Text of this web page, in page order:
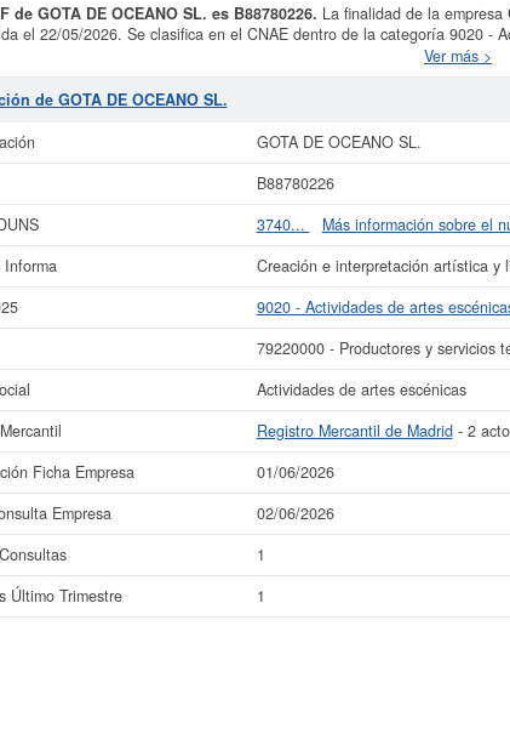
de GOTA DE OCEANO SL. es B88780226. La finalidad de la empresa
el 22/05/2026. Se clasifica en el CNAE dentro de la categoría 9020 -
dentro del Sistema Internacional de Clasificación en la actividad
consulta se ha producido el 02/06/2026. Para saber a qué tipo de
esta misma web.GOTA DE OCEANO SL.
en conocer más datos de la empresa GOTA DE OCEANO SL.
La última actualización del informe de
Ver más >
de GOTA DE OCEANO SL.
GOTA DE OCEANO SL.
B88780226
3740...
Más información sobre el
Informa
Creación e interpretación artística y
9020 - Actividades de artes
79220000 - Productores y servicios
Actividades de artes escénicas
Registro Mercantil de Madrid- 2
Ficha Empresa
01/06/2026
Empresa
02/06/2026
1
Último Trimestre
1